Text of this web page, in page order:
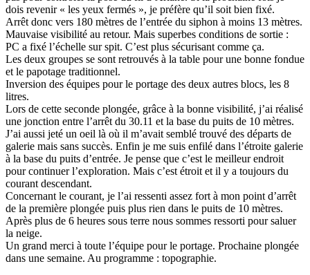
dois revenir « les yeux fermés », je préfère qu’il soit bien fixé.
Arrêt donc vers 180 mètres de l’entrée du siphon à moins 13 mètres.
Mauvaise visibilité au retour. Mais superbes conditions de sortie :
PC a fixé l’échelle sur spit. C’est plus sécurisant comme ça.
Les deux groupes se sont retrouvés à la table pour une bonne fondue
et le papotage traditionnel.
Inversion des équipes pour le portage des deux autres blocs, les 8
litres.
Lors de cette seconde plongée, grâce à la bonne visibilité, j’ai réalisé
une jonction entre l’arrêt du 30.11 et la base du puits de 10 mètres.
J’ai aussi jeté un oeil là où il m’avait semblé trouvé des départs de
galerie mais sans succès. Enfin je me suis enfilé dans l’étroite galerie
à la base du puits d’entrée. Je pense que c’est le meilleur endroit
pour continuer l’exploration. Mais c’est étroit et il y a toujours du
courant descendant.
Concernant le courant, je l’ai ressenti assez fort à mon point d’arrêt
de la première plongée puis plus rien dans le puits de 10 mètres.
Après plus de 6 heures sous terre nous sommes ressorti pour saluer
la neige.
Un grand merci à toute l’équipe pour le portage. Prochaine plongée
dans une semaine. Au programme : topographie.